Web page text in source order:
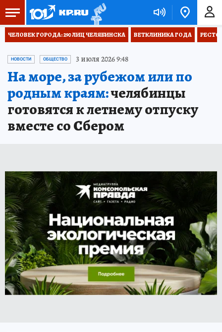
ЧЕЛОВЕК ГОРОДА: 290 ЛИЦ ЧЕЛЯБИНСКА ВЕТКЛИНИКА ГОДА
НОВОСТИ ОБЩЕСТВО 3 июля 2026 9:48
На море, за рубежом или по
родным краям:челябинцы
готовятся к летнему отпуску
вместе со Сбером